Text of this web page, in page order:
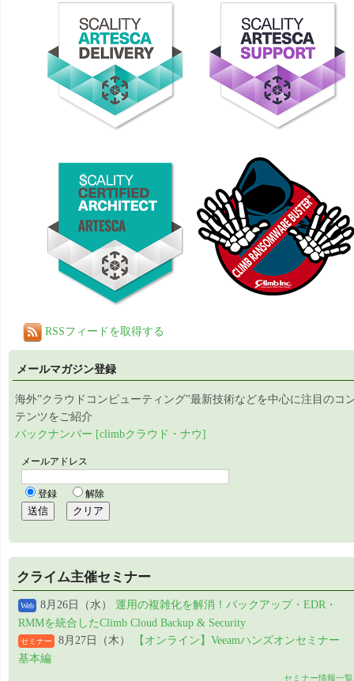
RSSフィードを取得する
メールマガジン登録
海外”クラウドコンピューティング”最新技術などを中心に注目のコ
テンツをご紹介
バックナンバー [climbクラウド・ナウ]
クライム主催セミナー
Web 8月26日（水） 運用の複雑化を解消！バックアップ・EDR・
RMMを統合したClimb Cloud Backup & Security
セミナー 8月27日（木）
【オンライン】Veeamハンズオンセミナー
基本編
セミナー情報一覧